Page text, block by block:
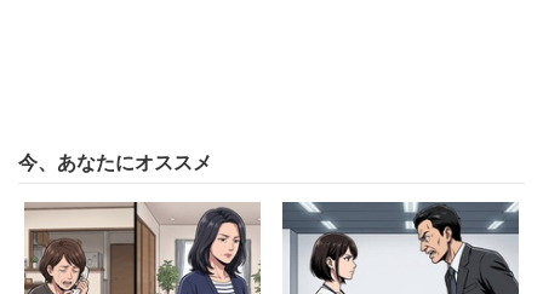
「かれこれ14年ぐらいパチンコをしています。総額
500万円は使っているかと。貴金属やブランドバッ
クなどをすべて質屋に流しちゃいました。今は前ほ
今、あなたにオススメ